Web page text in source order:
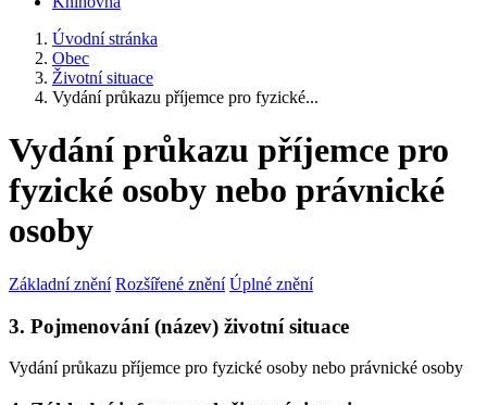
Úvodní stránka
Obec
Životní situace
Vydání průkazu příjemce pro fyzické...
Vydání průkazu příjemce pro
fyzické osoby nebo právnické
osoby
Základní znění Rozšířené znění Úplné znění
3. Pojmenování (název) životní situace
Vydání průkazu příjemce pro fyzické osoby nebo právnické osoby